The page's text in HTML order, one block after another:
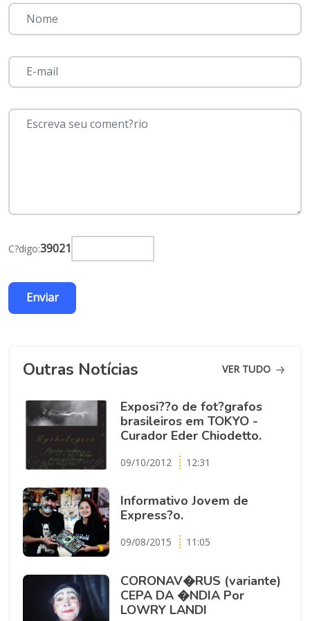
C?digo:39021
Outras Notícias VER TUDO
Exposi??o de fot?grafos
brasileiros em TOKYO -
Curador Eder Chiodetto.
09/10/2012 12:31
Informativo Jovem de
Express?o.
09/08/2015 11:05
CORONAV�RUS (variante)
CEPA DA �NDIA Por
LOWRY LANDI